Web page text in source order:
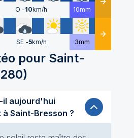
O -10km/h 10mm Détails
SE -5km/h 3mm Détails
pour Saint-
)
il aujourd'hui
7 aout à Saint-Bresson ?